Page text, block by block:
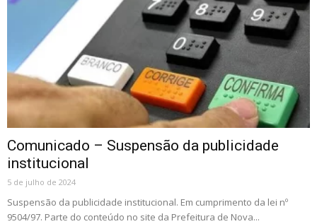
Comunicado – Suspensão da publicidade
institucional
5 de julho de 2024
Suspensão da publicidade institucional. Em cumprimento da lei nº
9504/97. Parte do conteúdo no site da Prefeitura de Nova...